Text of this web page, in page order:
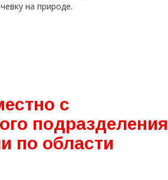
на природе.
с
подразделения
по области